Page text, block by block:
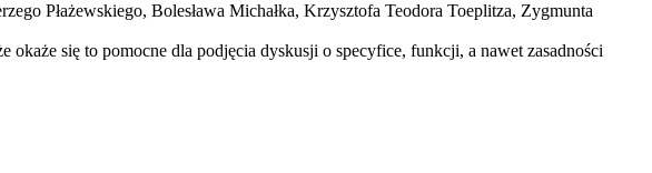
Płażewskiego, Bolesława Michałka, Krzysztofa Teodora Toeplitza, Zygmunta
się to pomocne dla podjęcia dyskusji o specyfice, funkcji, a nawet zasadności